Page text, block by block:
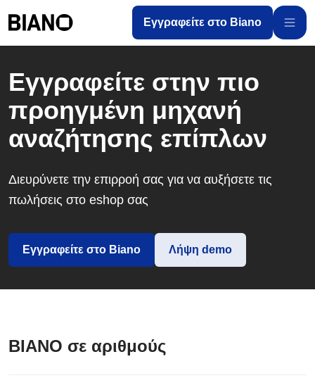
Μετάβαση στο περιεχόμενο
Εγγραφείτε στο Biano
Εγγραφείτε στην πιο
προηγμένη μηχανή
αναζήτησης επίπλων
Διευρύνετε την επιρροή σας για να αυξήσετε τις
πωλήσεις στο eshop σας
Εγγραφείτε στο Biano Λήψη demo
BIANO σε αριθμούς